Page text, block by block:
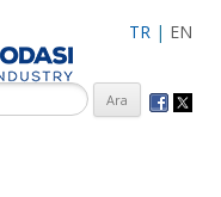
TR | EN
çalışanları ile İzmit
OSB’deki ofisleri ile